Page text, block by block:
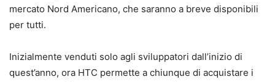
mercato Nord Americano, che saranno a breve disponibili
per tutti.
Inizialmente venduti solo agli sviluppatori dall’inizio di
quest’anno, ora HTC permette a chiunque di acquistare i